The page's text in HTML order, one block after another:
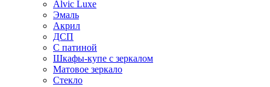
Alvic Luxe
Эмаль
Акрил
ДСП
С патиной
Шкафы-купе с зеркалом
Матовое зеркало
Стекло